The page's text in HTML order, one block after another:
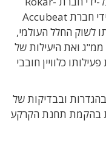
BEA, שעון אטומי חדש אשר פותח על-ידי חברת Accubeat
לשוק החלל העולמי,
ואת היעילות של
כלוויין חובבי
ובבדיקות של
בהקמת תחנת הקרקע